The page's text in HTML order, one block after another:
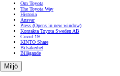
Om Toyota
The Toyota Way
Historia
Ansvar
Press (Opens in new window)
Kontakta Toyota Sweden AB
Covid-19
KINTO Share
Bilsäkerhet
Bilägande
Miljö